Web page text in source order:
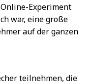
Experiment
war, eine große
auf der ganzen
teilnehmen, die